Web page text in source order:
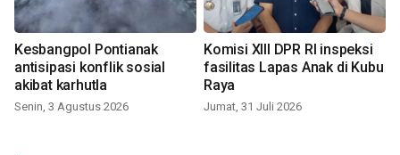
Kesbangpol Pontianak
antisipasi konflik sosial
akibat karhutla
Senin, 3 Agustus 2026
Komisi XIII DPR RI inspeksi
fasilitas Lapas Anak di Kubu
Raya
Jumat, 31 Juli 2026